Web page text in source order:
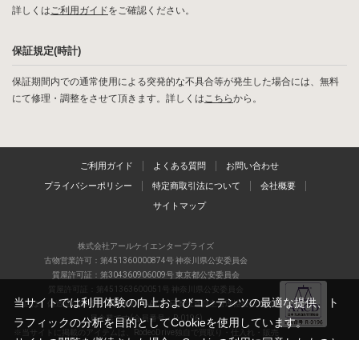
詳しくはご利用ガイドをご確認ください。
保証規定(時計)
保証期間内での通常使用による突発的な不具合等が発生した場合には、無料
にて修理・調整をさせて頂きます。詳しくはこちらから。
ご利用ガイド よくある質問 お問い合わせ
プライバシーポリシー 特定商取引法について 会社概要
サイトマップ
株式会社アールケイエンタープライズ
古物営業許可：第451360000874号 神奈川県公安委員会
質屋許可証：第304360906009号 東京都公安委員会
質屋許可証：第451363600051号 神奈川県公安委員会
当店は、偽造品の流通防止を目指すAACD(日本流通自主管理協会)の正会
員企業です(会員番号：R-0196)
※当サイトに掲載のアイテムは、RodeoDrive独自で買取り・仕入れ・販売
当サイトでは利用体験の向上およびコンテンツの最適な提供、ト
ラフィックの分析を目的としてCookieを使用しています。